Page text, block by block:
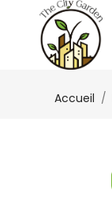
Accueil